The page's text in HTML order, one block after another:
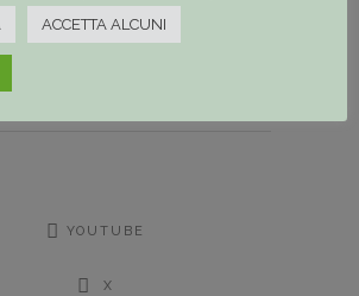
YOUTUBE
X
ACCETTA ALCUNI